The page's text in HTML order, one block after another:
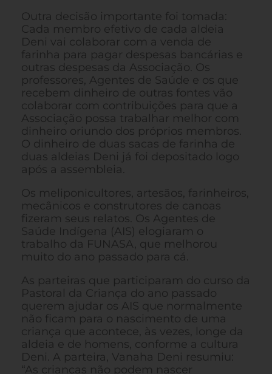
Outra decisão importante foi tomada:
Cada membro efetivo de cada aldeia
Deni vai colaborar com a venda de
farinha para pagar despesas bancárias e
outras despesas da Associação. Os
professores, Agentes de Saúde e os que
recebem dinheiro de outras fontes vão
colaborar com contribuições para que a
Associação possa trabalhar melhor com
dinheiro oriundo dos próprios membros.
O dinheiro de duas sacas de farinha de
duas aldeias Deni já foi depositado logo
após a assembleia.
Os meliponicultores, artesãos, farinheiros,
mecânicos e construtores de canoas
fizeram seus relatos. Os Agentes de
Saúde Indígena (AIS) elogiaram o
trabalho da FUNASA, que melhorou
muito do ano passado para cá.
As parteiras que participaram do curso da
Pastoral da Criança do ano passado
querem ajudar os AIS que normalmente
não ficam para o nascimento de uma
criança que acontece, às vezes, longe da
aldeia e de homens, conforme a cultura
Deni. A parteira, Vanaha Deni resumiu:
“As crianças não podem nascer